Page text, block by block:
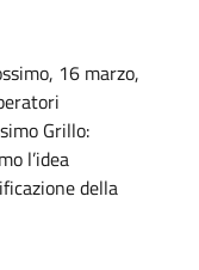
16 marzo,
Grillo:
l’idea
della